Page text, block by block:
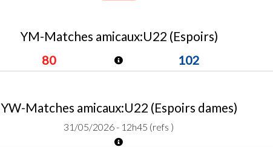
YM-Matches amicaux:U22 (Espoirs)
80 102
YW-Matches amicaux:U22 (Espoirs dames)
31/05/2026 - 12h45 (refs )